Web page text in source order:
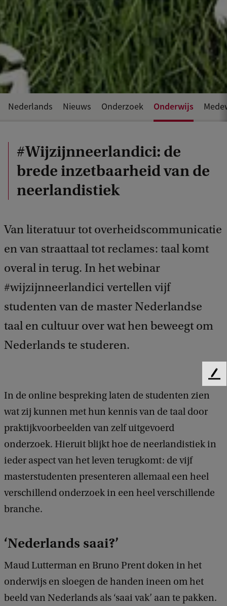
#Wijzijnneerlandici: de
brede inzetbaarheid van de
neerlandistiek
Van literatuur tot overheidscommunicatie
en van straattaal tot reclames: taal komt
overal in terug. In het webinar
#wijzijnneerlandici vertellen vijf
studenten van de master Nederlandse
taal en cultuur over wat hen beweegt om
Nederlands te studeren.
Nederlands Nieuws Onderzoek Onderwijs
In de online bespreking laten de studenten zien
wat zij kunnen met hun kennis van de taal door
praktijkvoorbeelden van zelf uitgevoerd
onderzoek. Hieruit blijkt hoe de neerlandistiek in
ieder aspect van het leven terugkomt: de vijf
masterstudenten presenteren allemaal een heel
verschillend onderzoek in een heel verschillende
branche.
‘Nederlands saai?’
Maud Lutterman en Bruno Prent doken in het
onderwijs en sloegen de handen ineen om het
beeld van Nederlands als ‘saai vak’ aan te pakken.
F
c